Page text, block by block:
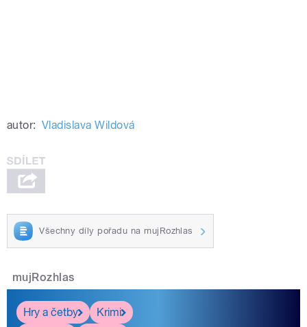
autor: Vladislava Wildová
Všechny díly pořadu na mujRozhlas
mujRozhlas
Hry a četby
Krimi